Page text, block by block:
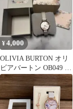
¥4,000
OLIVIA BURTON オリ
ビアバートン OB049 花
柄 腕時計レディース